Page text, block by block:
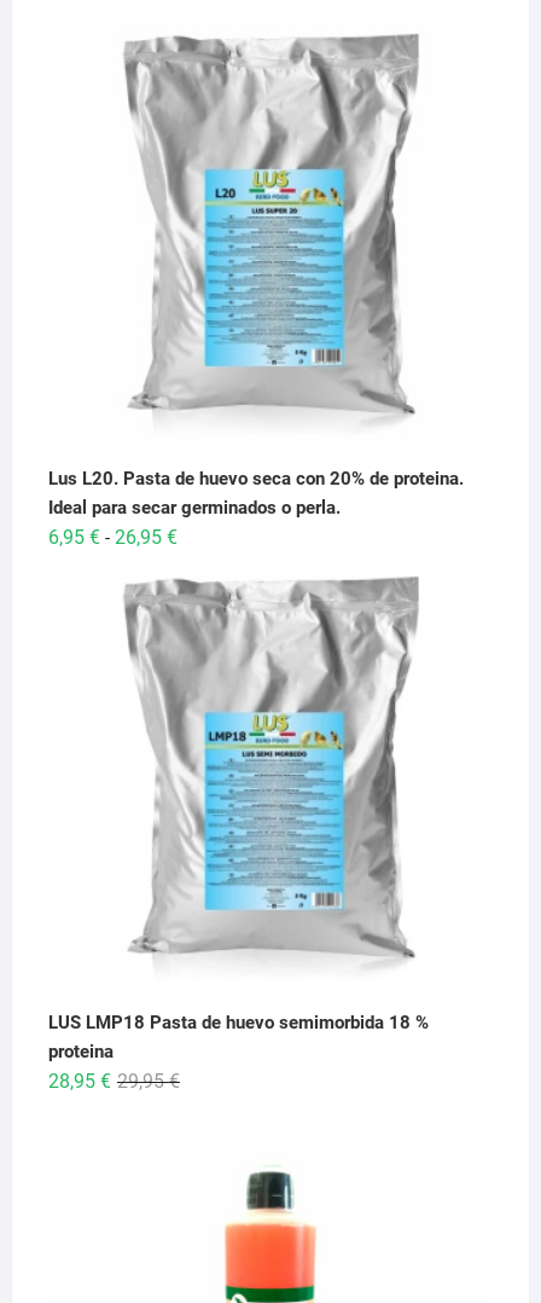
Lus L20. Pasta de huevo seca con 20% de proteina.
Ideal para secar germinados o perla.
6,95 € - 26,95 €Rango
precios:
desde
6,95 €
26,95 €
LUS LMP18 Pasta de huevo semimorbida 18 %
proteina
29,95€El
28,95 €
El